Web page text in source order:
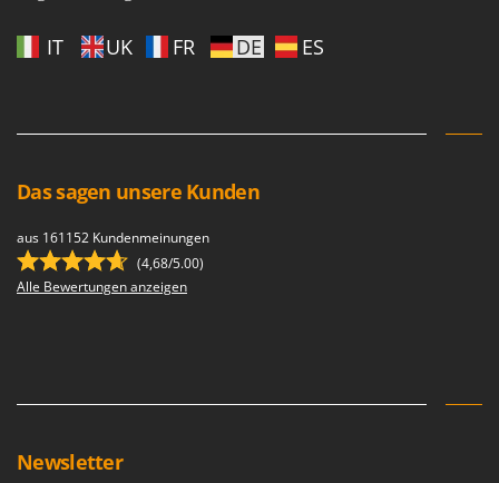
IT UK FR DE ES
Das sagen unsere Kunden
aus 161152 Kundenmeinungen
(4,68/5.00)
Alle Bewertungen anzeigen
Newsletter